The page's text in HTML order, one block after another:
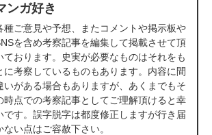
ンガ好き
種ご意見や予想、またコメントや掲示板や
を含め考察記事を編集して掲載させて頂
ております。史実が必要なものはそれをも
に考察しているものもあります。内容に間
いがある場合もありますが、あくまでもそ
時点での考察記事としてご理解頂けると幸
です。誤字脱字は都度修正しますが行き届
ない点はご容赦下さい。